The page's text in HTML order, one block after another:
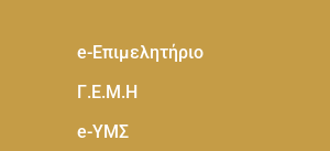
e-Eπιμελητήριο
Γ.Ε.Μ.Η
e-ΥΜΣ